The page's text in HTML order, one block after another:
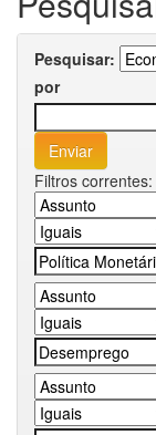
Pesquisar:
por
Filtros correntes: